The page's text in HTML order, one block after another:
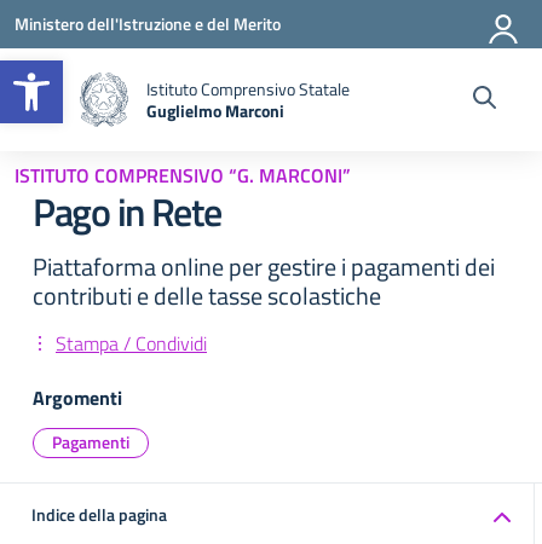
Apri la barra degli strumenti
Vai ai contenuti
Vai al menu di navigazione
Vai al footer
Ministero dell'Istruzione e del Merito
Istituto Comprensivo Statale
Guglielmo Marconi
— Visita la pagina iniziale della scuola
ISTITUTO COMPRENSIVO “G. MARCONI”
Pago in Rete
Piattaforma online per gestire i pagamenti dei
contributi e delle tasse scolastiche
Stampa / Condividi
Argomenti
Pagamenti
Indice della pagina